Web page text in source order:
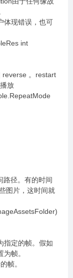
体现错误，也可
int
reverse 。restart
放
路径。有的时间
图片，这时间就
指定的帧。假如
帧。
帧。